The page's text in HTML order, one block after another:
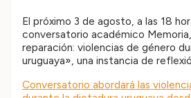
El próximo 3 de agosto, a las 18
conversatorio académico
reparación: violencias de género
uruguaya», una instancia de
Conversatorio abordará las